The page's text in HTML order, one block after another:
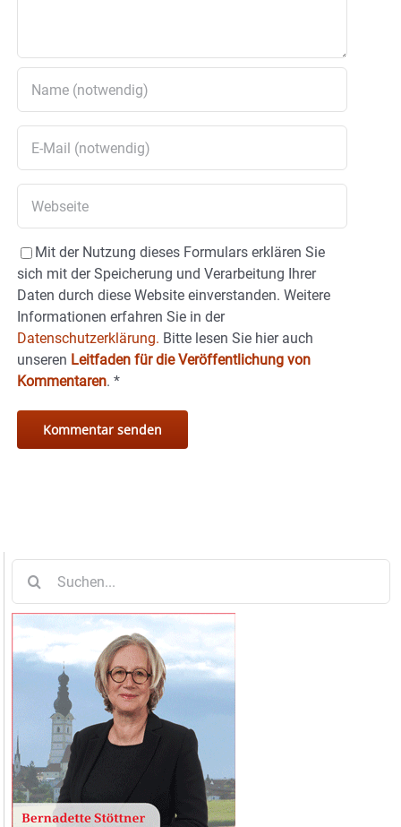
Mit der Nutzung dieses Formulars erklären Sie
sich mit der Speicherung und Verarbeitung Ihrer
Daten durch diese Website einverstanden. Weitere
Informationen erfahren Sie in der
Datenschutzerklärung. Bitte lesen Sie hier auch
unseren Leitfaden für die Veröffentlichung von
Kommentaren. *
nach: